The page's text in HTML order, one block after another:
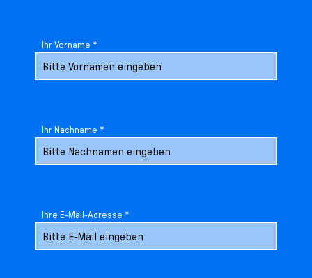
Ihr Vorname *
Ihr Nachname *
Ihre E-Mail-Adresse *